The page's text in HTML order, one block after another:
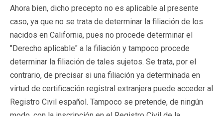
Ahora bien, dicho precepto no es aplicable al presente
caso, ya que no se trata de determinar la filiación de los
nacidos en California, pues no procede determinar el
"Derecho aplicable" a la filiación y tampoco procede
determinar la filiación de tales sujetos. Se trata, por el
contrario, de precisar si una filiación ya determinada en
virtud de certificación registral extranjera puede acceder al
Registro Civil español. Tampoco se pretende, de ningún